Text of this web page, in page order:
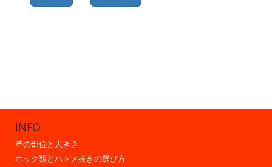
INFO
革の部位と大きさ
ホック類とハトメ抜きの選び方